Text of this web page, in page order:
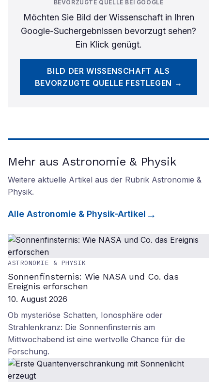
BEVORZUGTE QUELLE BEI GOOGLE
Möchten Sie Bild der Wissenschaftin Ihren
Google-Suchergebnissen bevorzugt sehen?
Ein Klick genügt.
BILD DER WISSENSCHAFT ALS
BEVORZUGTE QUELLE FESTLEGEN →
Mehr aus Astronomie & Physik
Weitere aktuelle Artikel aus der Rubrik Astronomie &
Physik.
Alle Astronomie & Physik-Artikel
ASTRONOMIE & PHYSIK
Sonnenfinsternis: Wie NASA und Co. das
Ereignis erforschen
10. August 2026
Ob mysteriöse Schatten, Ionosphäre oder
Strahlenkranz: Die Sonnenfinsternis am
Mittwochabend ist eine wertvolle Chance für die
Forschung.